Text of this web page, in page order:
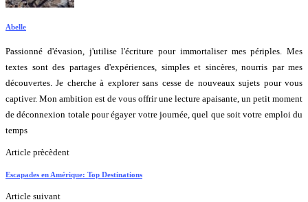
Abelle
Passionné d'évasion, j'utilise l'écriture pour immortaliser mes périples. Mes
textes sont des partages d'expériences, simples et sincères, nourris par mes
découvertes. Je cherche à explorer sans cesse de nouveaux sujets pour vous
captiver. Mon ambition est de vous offrir une lecture apaisante, un petit moment
de déconnexion totale pour égayer votre journée, quel que soit votre emploi du
temps
Article prècèdent
Escapades en Amérique: Top Destinations
Article suivant